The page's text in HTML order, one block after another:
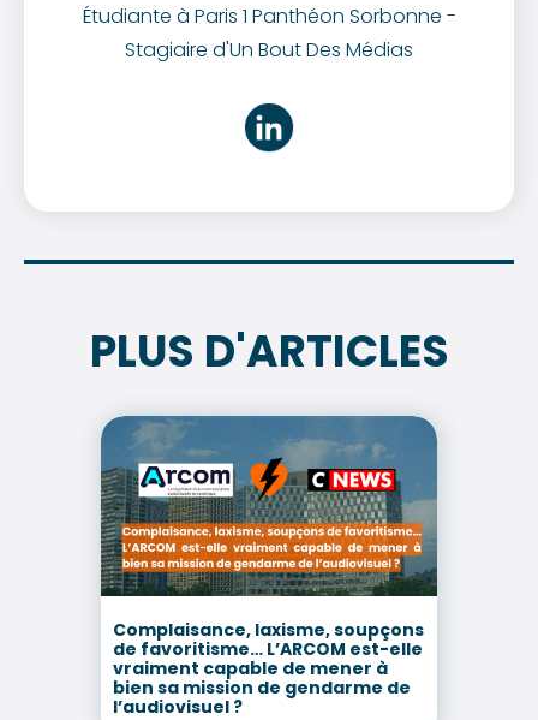
Étudiante à Paris 1 Panthéon Sorbonne -
Stagiaire d'Un Bout Des Médias
PLUS D'ARTICLES
Complaisance, laxisme, soupçons
de favoritisme… L’ARCOM est-elle
vraiment capable de mener à
bien sa mission de gendarme de
l’audiovisuel ?